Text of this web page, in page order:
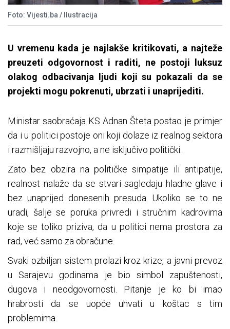
Foto: Vijesti.ba / Ilustracija
U vremenu kada je najlakše kritikovati, a najteže
preuzeti odgovornost i raditi, ne postoji luksuz
olakog odbacivanja ljudi koji su pokazali da se
projekti mogu pokrenuti, ubrzati i unaprijediti.
Ministar saobraćaja KS Adnan Šteta postao je primjer
da i u politici postoje oni koji dolaze iz realnog sektora
i razmišljaju razvojno, a ne isključivo politički.
Zato bez obzira na političke simpatije ili antipatije,
realnost nalaže da se stvari sagledaju hladne glave i
bez unaprijed donesenih presuda. Ukoliko se to ne
uradi, šalje se poruka privredi i stručnim kadrovima
koje se toliko priziva, da u politici nema prostora za
rad, već samo za obračune.
Svaki ozbiljan sistem prolazi kroz krize, a javni prevoz
u Sarajevu godinama je bio simbol zapuštenosti,
dugova i neodgovornosti. Pitanje je ko bi imao
hrabrosti da se uopće uhvati u koštac s tim
problemima.